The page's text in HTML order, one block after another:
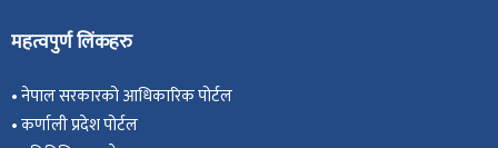
महत्वपुर्ण लिंकहरु
•नेपाल सरकारको आधिकारिक पोर्टल
•कर्णाली प्रदेश पोर्टल